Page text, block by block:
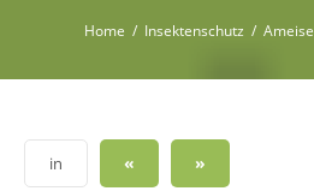
Home / Insektenschutz /
in « »